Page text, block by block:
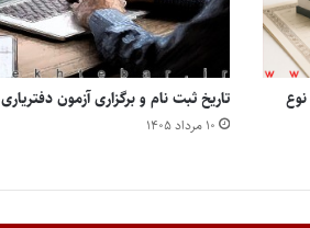
انواع مالکیت املاک در حقوق ثبتی؛ معرفی ۱۱ نوع
تاریخ ثبت نام و برگزاری آزمون دفتریاری ۱۴۰۵
۱۰ مرداد ۱۴۰۵